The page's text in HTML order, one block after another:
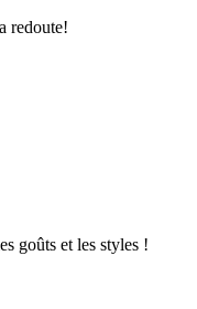
redoute!
goûts et les styles !